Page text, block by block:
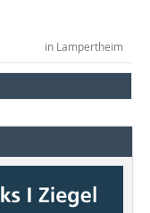
in Lampertheim